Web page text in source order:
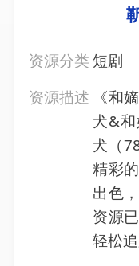
资源分类 短剧
资源描述
《和
犬&
犬（
精彩
出色
资源
轻松